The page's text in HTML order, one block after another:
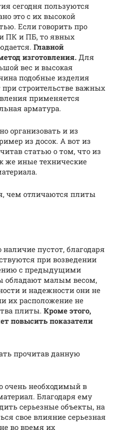
сегодня пользуются
это с их высокой
Если говорить про
ПК и ПБ, то явных
Главной
изготовления. Для
вес и высокая
подобные изделия
строительстве важных
применяется
арматура.
организовать и из
из досок. А вот из
статью о том, что из
же иные технические
чем отличаются плиты
пустот, благодаря
при возведении
с предыдущими
обладают малым весом,
и надежности они не
их расположение не
плиты. Кроме этого,
повысить показатели
прочитав данную
очень необходимый в
Благодаря ему
серьезные объекты, на
свое влияние серьезная
во время их